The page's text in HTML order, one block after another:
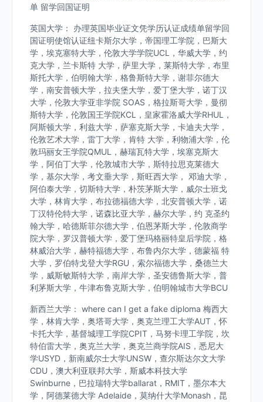
单 留学回国证明
英国大学： 办理英国毕业证文凭学历认证成绩单留学回
国证明使馆认证纽卡斯尔大学，帝国理工学院，巴斯大
学，埃克塞特大学，伦敦大学学院UCL，华威大学，约
克大学，兰卡斯特 大学，萨里大学，莱斯特大学，布里
斯托大学，伯明翰大学，格鲁斯特大学，谢菲尔德大
学，南安普顿大学，拉夫堡大学，爱丁堡大学，诺丁汉
大学，伦敦大学亚非学院 SOAS，格拉斯哥大学，曼彻
斯特大学，伦敦国王学院KCL，皇家霍洛威大学RHUL，
阿斯顿大学，利兹大学，萨塞克斯大学，卡迪夫大学，
伦敦艺术大学，雷丁大学，肯特 大学，利物浦大学，伦
敦玛丽女王学院QMUL，赫瑞瓦特大学，埃塞克斯大
学，阿伯丁大学，伦敦城市大学，斯特拉思克莱德大
学，基尔大学，考文垂大学，斯旺西大学， 邓迪大学，
阿伯泰大学，切斯特大学，朴茨茅斯大学，威尔士班戈
大学，林肯大学，布拉德福德大学，北安普顿大学，诺
丁汉特伦特大学，诺森比亚大学，赫尔大学，约 克圣约
翰大学，哈德斯菲尔德大学，伯恩茅斯大学，伦敦商学
院大学，罗汉普顿大学，爱丁堡玛格丽特皇后学院，格
林威治大学，赫特福德大学，布鲁内尔大学，德蒙福 特
大学，罗伯特戈登大学RGU，索尔福德大学，桑德兰大
学，威斯敏斯特大学，南岸大学，圣安德鲁斯大学，普
利茅斯大学，牛津布鲁克斯大学，伯明翰城市大学BCU
新西兰大学： where can I get a fake diploma 梅西大
学，林肯大学，奥塔哥大学，奥克兰理工大学AUT，怀
卡托大学，基督城理工学院CPIT，马努卡理工学院，坎
特伯雷大学，奥克兰大学，奥克兰商学院AIS，悉尼大
学USYD，新南威尔士大学UNSW，查尔斯达尔文大学
CDU，澳大利亚联邦大学，斯威本科技大学
Swinburne，巴拉瑞特大学ballarat，RMIT，墨尔本大
学，阿德莱德大学 Adelaide，莫纳什大学Monash，昆